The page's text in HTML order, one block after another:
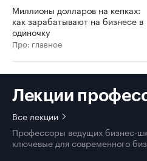
Миллионы долларов на кепках:
как зарабатывают на бизнесе в
одиночку
Про: главное
Лекции
Все лекции
Профессоры ведущих бизнес-
ключевые для современного